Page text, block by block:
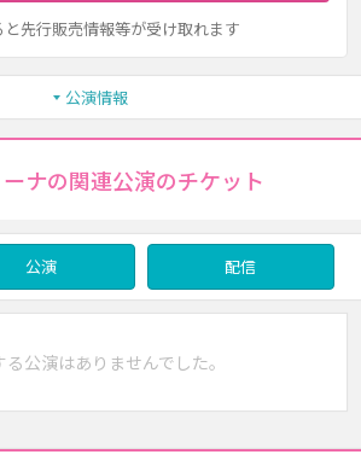
先行販売情報等が受け取れます
公演情報
ナの関連公演のチケット
公演 配信
る公演はありませんでした。